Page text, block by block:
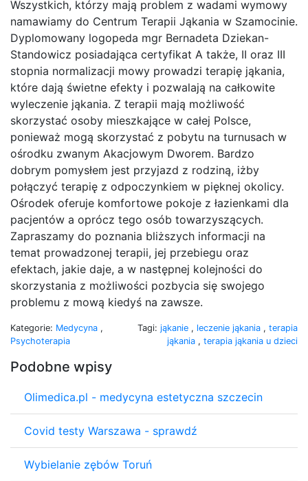
Wszystkich, którzy mają problem z wadami wymowy
namawiamy do Centrum Terapii Jąkania w Szamocinie.
Dyplomowany logopeda mgr Bernadeta Dziekan-
Standowicz posiadająca certyfikat A także, II oraz III
stopnia normalizacji mowy prowadzi terapię jąkania,
które dają świetne efekty i pozwalają na całkowite
wyleczenie jąkania. Z terapii mają możliwość
skorzystać osoby mieszkające w całej Polsce,
ponieważ mogą skorzystać z pobytu na turnusach w
ośrodku zwanym Akacjowym Dworem. Bardzo
dobrym pomysłem jest przyjazd z rodziną, iżby
połączyć terapię z odpoczynkiem w pięknej okolicy.
Ośrodek oferuje komfortowe pokoje z łazienkami dla
pacjentów a oprócz tego osób towarzyszących.
Zapraszamy do poznania bliższych informacji na
temat prowadzonej terapii, jej przebiegu oraz
efektach, jakie daje, a w następnej kolejności do
skorzystania z możliwości pozbycia się swojego
problemu z mową kiedyś na zawsze.
Kategorie: Medycyna ,
Psychoterapia
Tagi: jąkanie , leczenie jąkania , terapia
jąkania , terapia jąkania u dzieci
Podobne wpisy
Olimedica.pl - medycyna estetyczna szczecin
Covid testy Warszawa - sprawdź
Wybielanie zębów Toruń